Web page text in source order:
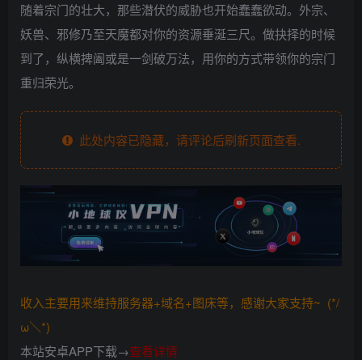
随着宗门的壮大，那些潜伏的威胁也开始蠢蠢欲动。外宗、
妖兽、邪修乃至天魔都对你的资源垂涎三尺。做抉择的时候
到了，纵横捭阖或是一剑破万法，用你的方式带领你的宗门
重归荣光。
此处内容已隐藏，请评论后刷新页面查看.
收入主要用来维持服务器+域名+图床等，感谢大家支持~ (*/
ω＼*)
本站安卓APP下载→查看详情